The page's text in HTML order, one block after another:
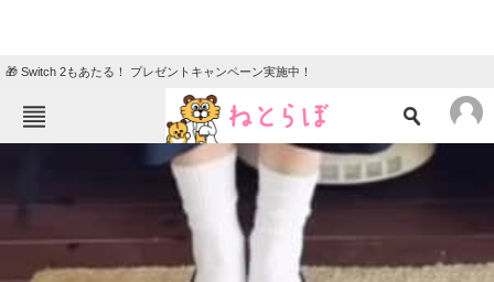
🎁 Switch 2もあたる！ プレゼントキャンペーン実施中！
ニュース
クイズ
グルメ